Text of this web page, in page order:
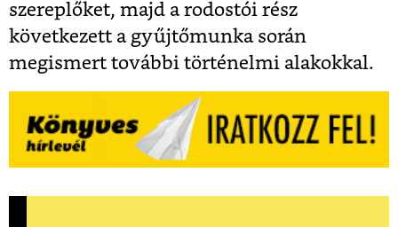
szereplőket, majd a rodostói rész
következett a gyűjtőmunka során
megismert további történelmi alakokkal.